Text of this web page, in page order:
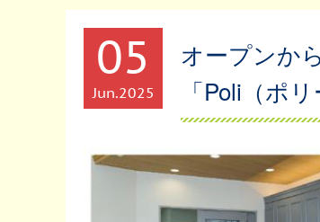
05
Jun 2025
オープンか
「Poli（ポリ